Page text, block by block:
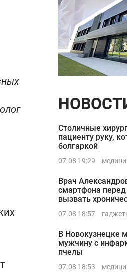
Столичные
пациенту руку,
болгаркой
07.08 19:29
Врач
смартфона
вызвать
07.08 18:57
В Новокузнецке
мужчину с
пчелы
07.08 18:53